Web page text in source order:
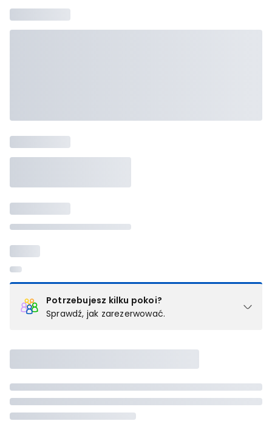
Potrzebujesz kilku pokoi?
Sprawdź, jak zarezerwować.
pokoju (lub apartamencie, willi itd.). Wybierz jedną z ofert z listy
i zarezerwuj ją. Zrób oddzielne rezerwacje dla każdego
kolejnego pokoju lubskontaktuj się z nami,by złożyć
zamówienie u naszego doradcy.